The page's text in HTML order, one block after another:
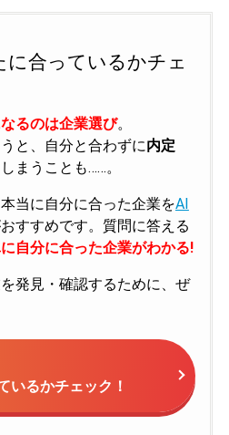
に合っているかチェ
るのは企業選び。
と、自分と合わずに内定
まうことも……。
当に自分に合った企業をAI
すすめです。質問に答える
自分に合った企業がわかる!
発見・確認するために、ぜ
いるかチェック！